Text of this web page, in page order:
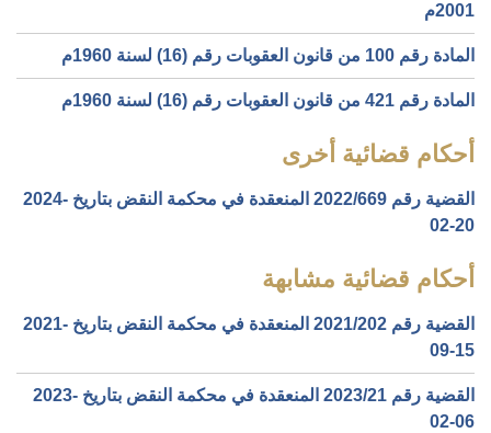
2001م
المادة رقم 100 من قانون العقوبات رقم (16) لسنة 1960م
المادة رقم 421 من قانون العقوبات رقم (16) لسنة 1960م
أحكام قضائية أخرى
القضية رقم ‎669‏/‎2022‏ المنعقدة في محكمة النقض بتاريخ ‎2024-
02-20‏
أحكام قضائية مشابهة
القضية رقم ‎202‏/‎2021‏ المنعقدة في محكمة النقض بتاريخ ‎2021-
09-15‏
القضية رقم ‎21‏/‎2023‏ المنعقدة في محكمة النقض بتاريخ ‎2023-
02-06‏